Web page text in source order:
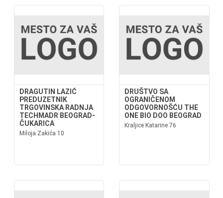
DRAGUTIN LAZIĆ
PREDUZETNIK
TRGOVINSKA RADNJA
TECHMADR BEOGRAD-
ČUKARICA
Miloja Zakića 10
DRUŠTVO SA
OGRANIČENOM
ODGOVORNOŠĆU THE
ONE BIO DOO BEOGRAD
Kraljice Katarine 76